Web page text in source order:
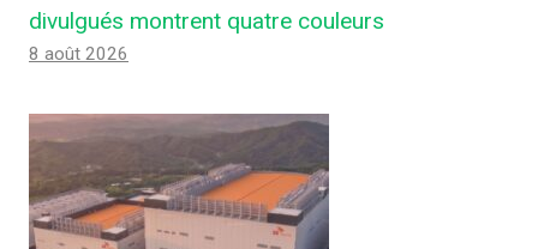
divulgués montrent quatre couleurs
8 août 2026